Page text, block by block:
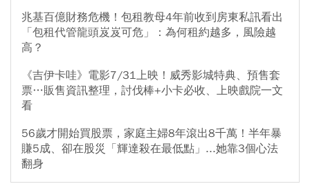
兆基百億財務危機！包租教母4年前收到房東私訊看出
「包租代管龍頭岌岌可危」：為何租約越多，風險越
高？
《吉伊卡哇》電影7/31上映！威秀影城特典、預售套
票…販售資訊整理，討伐棒+小卡必收、上映戲院一文
看
56歲才開始買股票，家庭主婦8年滾出8千萬！半年暴
賺5成、卻在股災「輝達殺在最低點」...她靠3個心法
翻身